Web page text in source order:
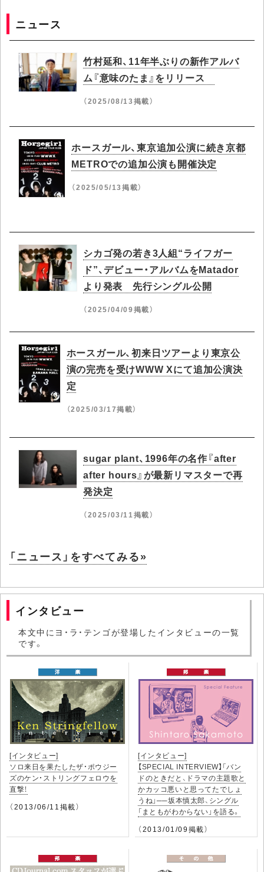
ニュース
竹村延和、11年半ぶりの新作アルバ
ム『意味のたま』をリリース
（2025/08/13掲載）
ホースガール、東京追加公演に続き京都
METROでの追加公演も開催決定
（2025/05/13掲載）
シカゴ発の若き3人組“ライフガー
ド”、デビュー・アルバムをMatador
より発表 先行シングル公開
（2025/04/09掲載）
ホースガール、初来日ツアーより東京公
演の完売を受けWWW Xにて追加公演決
定
（2025/03/17掲載）
sugar plant、1996年の名作『after
after hours』が最新リマスターで再
発決定
（2025/03/11掲載）
「ニュース」をすべてみる»
インタビュー
本文中にヨ・ラ・テンゴが登場したインタビューの一覧
です。
[インタビュー]
ソロ来日を果たしたザ・ポウジー
ズのケン・ストリングフェロウを
直撃！
（2013/06/11掲載）
[インタビュー]
【SPECIAL INTERVIEW】「バン
ドのときだと、ドラマの主題歌と
かカッコ悪いと思ってたでしょ
うね」──坂本慎太郎、シングル
「まともがわからない」を語る。
（2013/01/09掲載）